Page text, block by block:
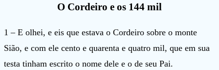
O Cordeiro e os 144 mil
1 – E olhei, e eis que estava o Cordeiro sobre o monte
Sião, e com ele cento e quarenta e quatro mil, que em sua
testa tinham escrito o nome dele e o de seu Pai.